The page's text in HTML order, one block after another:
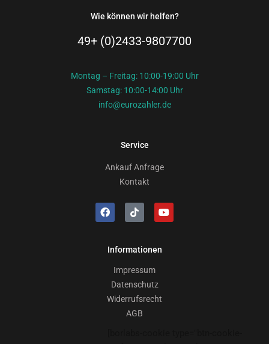
Wie können wir helfen?
49+ (0)2433-9807700
Montag – Freitag: 10:00-19:00 Uhr
Samstag: 10:00-14:00 Uhr
info@eurozahler.de
Service
Ankauf Anfrage
Kontakt
Informationen
Impressum
Datenschutz
Widerrufsrecht
AGB